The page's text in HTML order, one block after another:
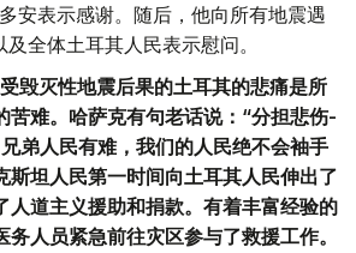
安表示感谢。随后，他向所有地震遇
全体土耳其人民表示慰问。
毁灭性地震后果的土耳其的悲痛是所
苦难。哈萨克有句老话说：“分担悲伤-
弟人民有难，我们的人民绝不会袖手
斯坦人民第一时间向土耳其人民伸出了
人道主义援助和捐款。有着丰富经验的
务人员紧急前往灾区参与了救援工作。